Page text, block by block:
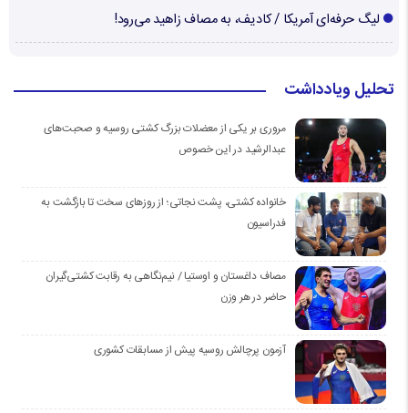
لیگ حرفه‌ای آمریکا / کادیف، به مصاف زاهید می‌رود!
تحلیل ویادداشت
مروری بر یکی از معضلات بزرگ کشتی روسیه و صحبت‌های
عبدالرشید در این خصوص
خانواده کشتی، پشت نجاتی؛ از روزهای سخت تا بازگشت به
فدراسیون
مصاف داغستان و اوستیا / نیم‌نگاهی به رقابت کشتی‌گیران
حاضر در هر وزن
آزمون پرچالش روسیه پیش از مسابقات کشوری